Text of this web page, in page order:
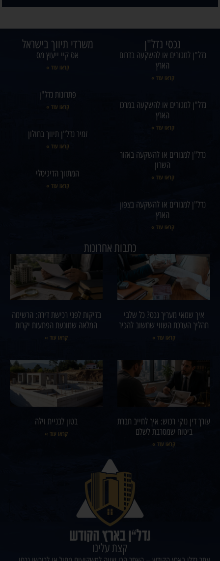
נכסי נדל"ן
נדל"ן למגורים או להשקעה בדרום
הארץ
קראו עוד »
נדל"ן למגורים או להשקעה במרכז
הארץ
קראו עוד »
נדל"ן למגורים או להשקעה באזור
השרון
קראו עוד »
נדל"ן למגורים או להשקעה בצפון
הארץ
קראו עוד »
משרדי תיווך בישראל
אס קיי ייעוץ מס
קראו עוד »
פתרונות נדל"ן
קראו עוד »
זמיר נדל"ן תיווך בחולון
קראו עוד »
המתווך הדיגיטלי
קראו עוד »
כתבות אחרונות
איך שמאי מעריך נכס? כל שלבי
תהליך הערכת השווי שחשוב להכיר
קראו עוד »
בדיקות לפני רכישת דירה: הרשימה
המלאה שמונעת הפתעות יקרות
קראו עוד »
עורך דין נזקי רכוש: איך לחייב חברת
ביטוח שמסרבת לשלם
קראו עוד »
בטון לבניית וילה
קראו עוד »
קצת עלינו